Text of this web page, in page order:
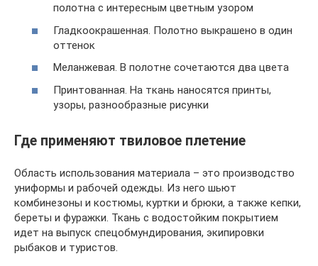
полотна с интересным цветным узором
Гладкоокрашенная. Полотно выкрашено в один
оттенок
Меланжевая. В полотне сочетаются два цвета
Принтованная. На ткань наносятся принты,
узоры, разнообразные рисунки
Где применяют твиловое плетение
Область использования материала – это производство
униформы и рабочей одежды. Из него шьют
комбинезоны и костюмы, куртки и брюки, а также кепки,
береты и фуражки. Ткань с водостойким покрытием
идет на выпуск спецобмундирования, экипировки
рыбаков и туристов.